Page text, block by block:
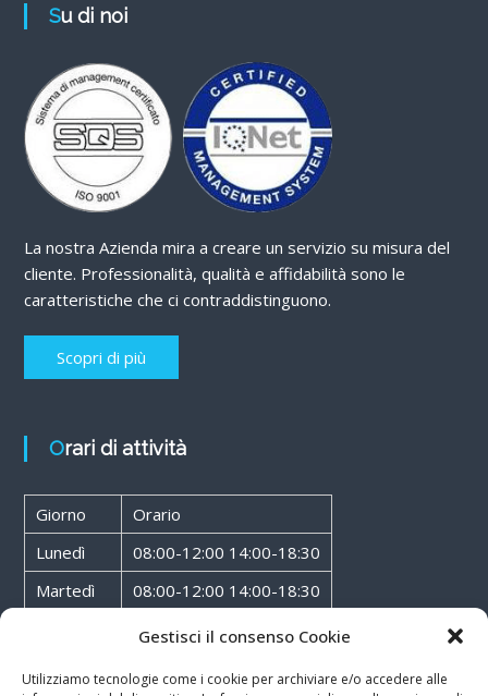
Gestisci il consenso Cookie
Utilizziamo tecnologie come i cookie per archiviare e/o accedere alle
Su di noi
La nostra Azienda mira a creare un servizio su misura del
cliente. Professionalità, qualità e affidabilità sono le
caratteristiche che ci contraddistinguono.
Scopri di più
Orari di attività
Giorno
Orario
Lunedì
08:00-12:00 14:00-18:30
Martedì
08:00-12:00 14:00-18:30
08:00-12:00 14:00-18:30